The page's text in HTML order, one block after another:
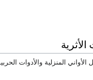
الأواني المنزلية والأدوات